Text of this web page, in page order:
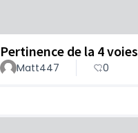
Pertinence de la 4 voies
Matt447 0